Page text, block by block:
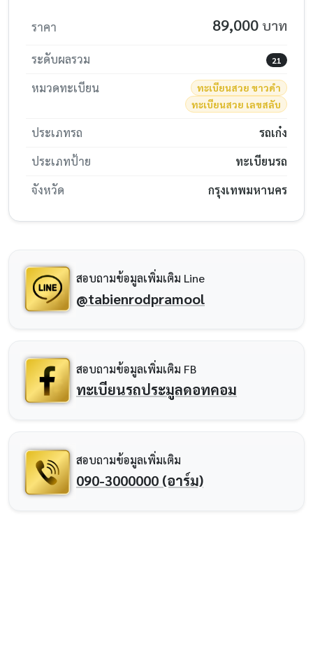
ราคา 89,000 บาท
ระดับผลรวม 21
หมวดทะเบียน
ทะเบียนสวย ขาวดำ
ทะเบียนสวย เลขสลับ
ประเภทรถ
รถเก๋ง
ประเภทป้าย
ทะเบียนรถ
จังหวัด
กรุงเทพมหานคร
สอบถามข้อมูลเพิ่มเติม Line
@tabienrodpramool
สอบถามข้อมูลเพิ่มเติม FB
ทะเบียนรถประมูลดอทคอม
สอบถามข้อมูลเพิ่มเติม
090-3000000 (อาร์ม)